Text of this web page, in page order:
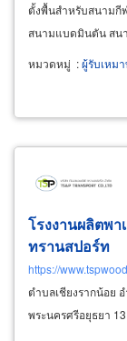
ตั้งพื้นสำหรับสนามกี
สนามแบดมินตัน สน
สนามฟุตซอล ลู่วิ่ง พื้
ด้วยวัสดุที่ผ่านมาต
โรงงานอุตสาหกรร
หมวดหมู่ :ผู้รับเหม
โรงงานผลิตพ
ทรานสปอร์ท
https://
ตำบลเชียงรากน้อย
พระนครศรีอยุธยา